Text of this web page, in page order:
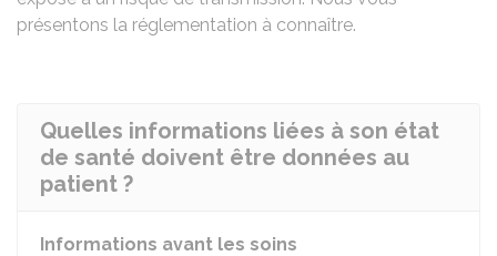
présentons la réglementation à connaître.
Quelles informations liées à son état
de santé doivent être données au
patient ?
Informations avant les soins